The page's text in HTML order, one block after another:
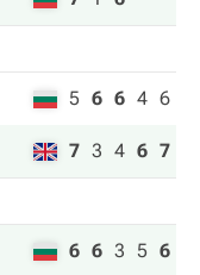
5 6 6 4 6
7 3 4 6 7
6 6 3 5 6